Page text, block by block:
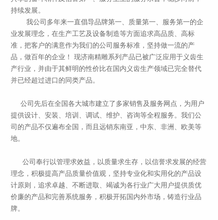
持续发展。
我公司多年来一直倡导品牌第一、质量第一、服务第一的企
业发展理念，在生产工艺及设备制造等方面追求高品质、高标
准，把客户的满意作为我们的公司服务标准，坚持做一流的产
品，做百年的企业！ 现济南精雕系列产品已被广泛应用于义齿生
产行业，并由于其鲜明的性价比在国内义齿生产领域已完全替代
并已经超过进口的同类产品。
公司先后在全国各大城市建立了多家销售及服务网点，为用户
提供设计、安装、培训、调试、维护、咨询等全程服务。我们公
司的产品不仅遍布全国，而且远销东南亚，中东、非洲、欧美等
地。
公司奉行以管理求效益，以质量求生存，以信誉求发展的经营
理念，积极提高产品质量价值观，坚持专业化和实用化的产品设
计原则，追求卓越、不断进取、竭诚为各行业广大用户提供质优
价廉的产品和完善系统服务，积极开拓国内外市场，铸造行业品
牌。